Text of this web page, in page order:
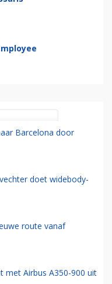
Barcelona door
doet widebody-
route vanaf
met Airbus A350-900 uit